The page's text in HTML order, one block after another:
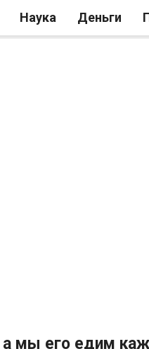
Наука Деньги
а мы его едим